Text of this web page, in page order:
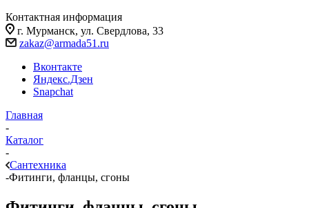
Контактная информация
г. Мурманск, ул. Свердлова, 33
zakaz@armada51.ru
Вконтакте
Яндекс.Дзен
Snapchat
Главная
-
Каталог
-
Сантехника
-Фитинги, фланцы, сгоны